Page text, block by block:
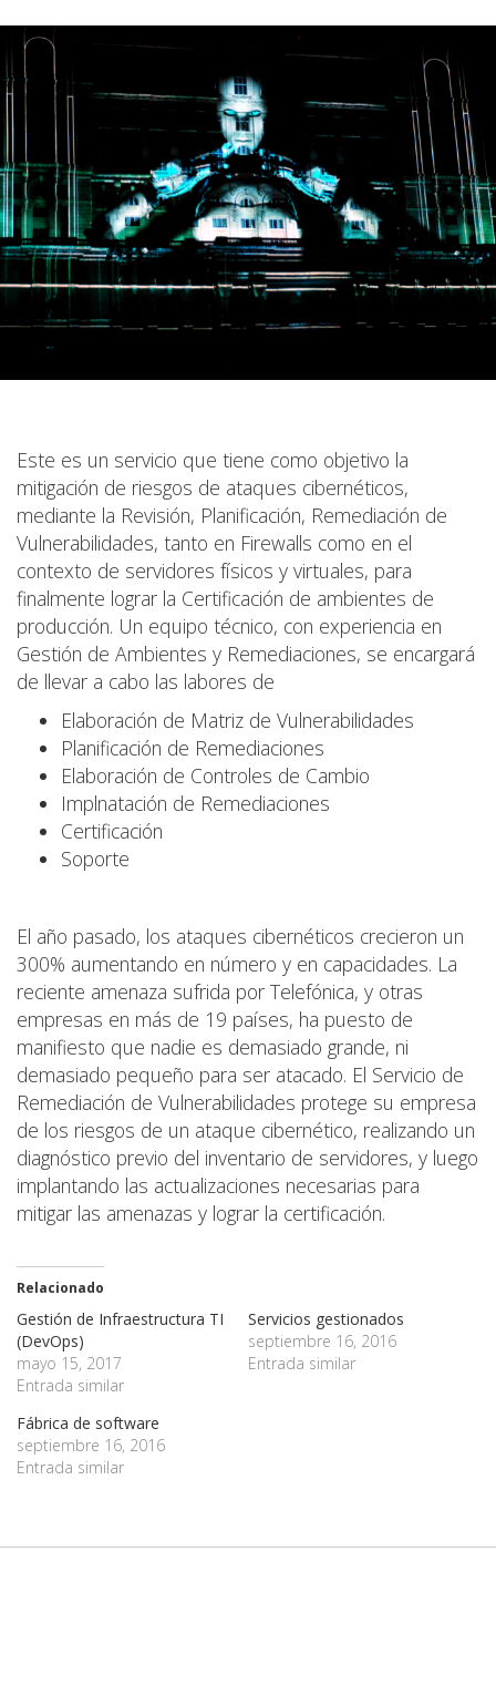
Este es un servicio que tiene como objetivo la
mitigación de riesgos de ataques cibernéticos,
mediante la Revisión, Planificación, Remediación de
Vulnerabilidades, tanto en Firewalls como en el
contexto de servidores físicos y virtuales, para
finalmente lograr la Certificación de ambientes de
producción. Un equipo técnico, con experiencia en
Gestión de Ambientes y Remediaciones, se encargará
de llevar a cabo las labores de
Elaboración de Matriz de Vulnerabilidades
Planificación de Remediaciones
Elaboración de Controles de Cambio
Implnatación de Remediaciones
Certificación
Soporte
El año pasado, los ataques cibernéticos crecieron un
300% aumentando en número y en capacidades. La
reciente amenaza sufrida por Telefónica, y otras
empresas en más de 19 países, ha puesto de
manifiesto que nadie es demasiado grande, ni
demasiado pequeño para ser atacado. El Servicio de
Remediación de Vulnerabilidades protege su empresa
de los riesgos de un ataque cibernético, realizando un
diagnóstico previo del inventario de servidores, y luego
implantando las actualizaciones necesarias para
mitigar las amenazas y lograr la certificación.
Relacionado
Gestión de Infraestructura TI
(DevOps)
mayo 15, 2017
Entrada similar
Servicios gestionados
septiembre 16, 2016
Entrada similar
Fábrica de software
septiembre 16, 2016
Entrada similar